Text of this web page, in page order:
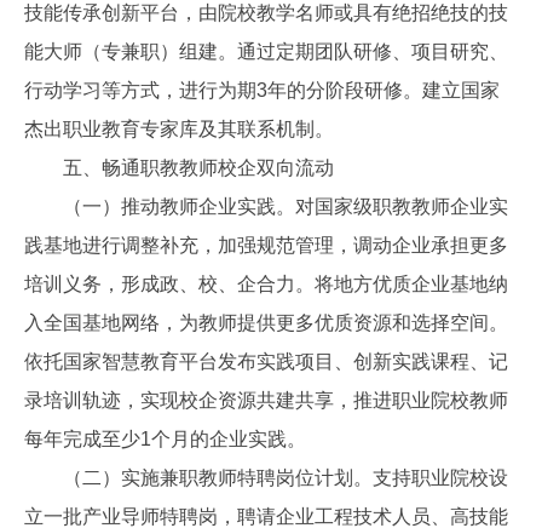
技能传承创新平台，由院校教学名师或具有绝招绝技的技
能大师（专兼职）组建。通过定期团队研修、项目研究、
行动学习等方式，进行为期3年的分阶段研修。建立国家
杰出职业教育专家库及其联系机制。
五、畅通职教教师校企双向流动
（一）推动教师企业实践。对国家级职教教师企业实
践基地进行调整补充，加强规范管理，调动企业承担更多
培训义务，形成政、校、企合力。将地方优质企业基地纳
入全国基地网络，为教师提供更多优质资源和选择空间。
依托国家智慧教育平台发布实践项目、创新实践课程、记
录培训轨迹，实现校企资源共建共享，推进职业院校教师
每年完成至少1个月的企业实践。
（二）实施兼职教师特聘岗位计划。支持职业院校设
立一批产业导师特聘岗，聘请企业工程技术人员、高技能